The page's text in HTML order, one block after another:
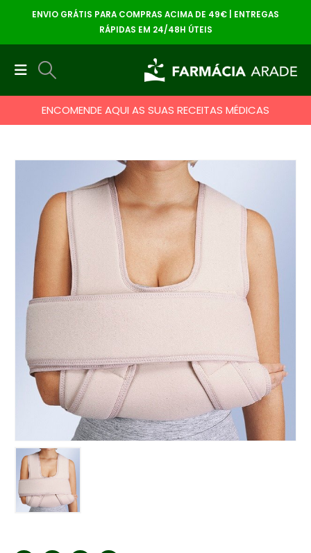
ENVIO GRÁTIS PARA COMPRAS ACIMA DE 49€ | ENTREGAS
RÁPIDAS EM 24/48H ÚTEIS
ENCOMENDE AQUI AS SUAS RECEITAS MÉDICAS